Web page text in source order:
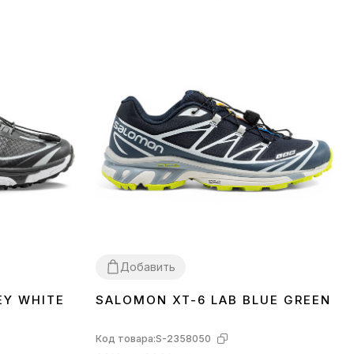
WHITE
Добавить
4142
SALOMON XT-6 LAB BLUE GREEN
Код товара:S-2358050